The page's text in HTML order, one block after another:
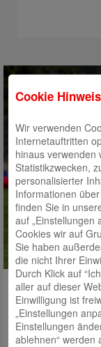
Gewinnspiel |
Als
auf ein ganz
das Füchsle-
Cookie
Wir verwenden
Internetauftritten
hinaus verwenden
Statistikzwecken,
personalisierter
Informationen
finden Sie in
auf „Einstellungen
Cookies wir auf
Sie haben
die nicht Ihrer
Durch Klick auf
aller auf dieser
Einwilligung ist
„Einstellungen
Einstellungen
ablehnen“ werden